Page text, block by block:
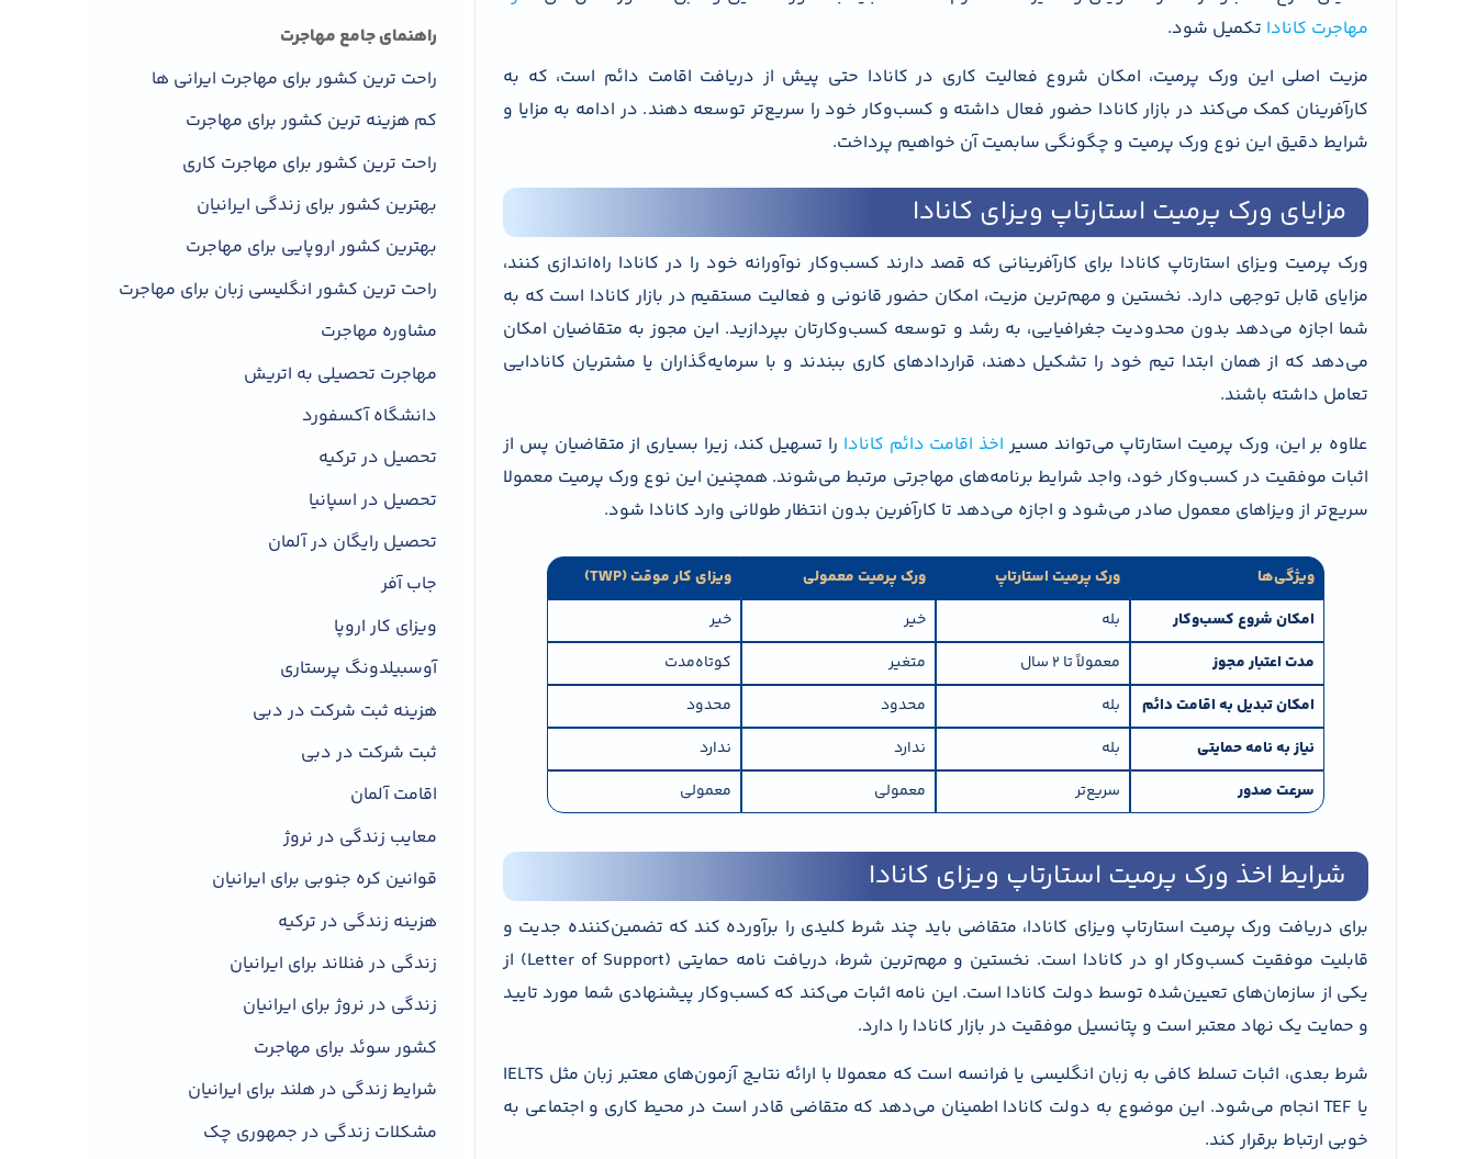
مهاجرت کانادا تکمیل شود.
مزیت اصلی این ورک پرمیت، امکان شروع فعالیت کاری در کانادا حتی پیش از دریافت اقامت دائم است، که به
کارآفرینان کمک می‌کند در بازار کانادا حضور فعال داشته و کسب‌وکار خود را سریع‌تر توسعه دهند. در ادامه به مزایا و
شرایط دقیق این نوع ورک پرمیت و چگونگی سابمیت آن خواهیم پرداخت.
مزایای ورک پرمیت استارتاپ ویزای کانادا
ورک پرمیت ویزای استارتاپ کانادا برای کارآفرینانی که قصد دارند کسب‌وکار نوآورانه خود را در کانادا راه‌اندازی کنند،
مزایای قابل توجهی دارد. نخستین و مهم‌ترین مزیت، امکان حضور قانونی و فعالیت مستقیم در بازار کانادا است که به
شما اجازه می‌دهد بدون محدودیت جغرافیایی، به رشد و توسعه کسب‌وکارتان بپردازید. این مجوز به متقاضیان امکان
می‌دهد که از همان ابتدا تیم خود را تشکیل دهند، قراردادهای کاری ببندند و با سرمایه‌گذاران یا مشتریان کانادایی
تعامل داشته باشند.
علاوه بر این، ورک پرمیت استارتاپ می‌تواند مسیر اخذ اقامت دائم کانادا را تسهیل کند، زیرا بسیاری از متقاضیان پس از
اثبات موفقیت در کسب‌وکار خود، واجد شرایط برنامه‌های مهاجرتی مرتبط می‌شوند. همچنین این نوع ورک پرمیت معمولا
سریع‌تر از ویزاهای معمول صادر می‌شود و اجازه می‌دهد تا کارآفرین بدون انتظار طولانی وارد کانادا شود.
ویژگی‌ها ورک پرمیت استارتاپ ورک پرمیت معمولی
ویزای کار موقت (TWP)
امکان شروع کسب‌وکار
بله خیر
خیر
مدت اعتبار مجوز
معمولاً تا 2 سال متغیر
کوتاه‌مدت
امکان تبدیل به اقامت دائم
بله محدود
محدود
نیاز به نامه حمایتی
بله ندارد
ندارد
سرعت صدور
سریع‌تر معمولی معمولی
شرایط اخذ ورک پرمیت استارتاپ ویزای کانادا
برای دریافت ورک پرمیت استارتاپ ویزای کانادا، متقاضی باید چند شرط کلیدی را برآورده کند که تضمین‌کننده جدیت و
قابلیت موفقیت کسب‌وکار او در کانادا است. نخستین و مهم‌ترین شرط، دریافت نامه حمایتی (Letter of Support) از
یکی از سازمان‌های تعیین‌شده توسط دولت کانادا است. این نامه اثبات می‌کند که کسب‌وکار پیشنهادی شما مورد تایید
و حمایت یک نهاد معتبر است و پتانسیل موفقیت در بازار کانادا را دارد.
شرط بعدی، اثبات تسلط کافی به زبان انگلیسی یا فرانسه است که معمولا با ارائه نتایج آزمون‌های معتبر زبان مثل IELTS
یا TEF انجام می‌شود. این موضوع به دولت کانادا اطمینان می‌دهد که متقاضی قادر است در محیط کاری و اجتماعی به
خوبی ارتباط برقرار کند.
راهنمای جامع مهاجرت
راحت ترین کشور برای مهاجرت ایرانی ها
کم هزینه ترین کشور برای مهاجرت
راحت ترین کشور برای مهاجرت کاری
بهترین کشور برای زندگی ایرانیان
بهترین کشور اروپایی برای مهاجرت
راحت ترین کشور انگلیسی زبان برای مهاجرت
مشاوره مهاجرت
مهاجرت تحصیلی به اتریش
دانشگاه آکسفورد
تحصیل در ترکیه
تحصیل در اسپانیا
تحصیل رایگان در آلمان
جاب آفر
ویزای کار اروپا
آوسبیلدونگ پرستاری
هزینه ثبت شرکت در دبی
ثبت شرکت در دبی
اقامت آلمان
معایب زندگی در نروژ
قوانین کره جنوبی برای ایرانیان
هزینه زندگی در ترکیه
زندگی در فنلاند برای ایرانیان
زندگی در نروژ برای ایرانیان
کشور سوئد برای مهاجرت
شرایط زندگی در هلند برای ایرانیان
مشکلات زندگی در جمهوری چک